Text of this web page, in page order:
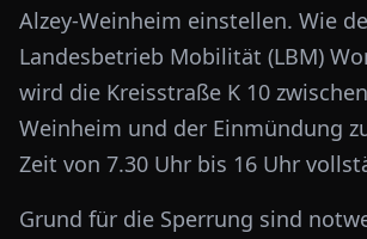
Alzey-Weinheim einstellen. Wie
Landesbetrieb Mobilität (LBM)
wird die Kreisstraße K 10
Weinheim und der Einmündung
Zeit von 7.30 Uhr bis 16 Uhr
Grund für die Sperrung sind